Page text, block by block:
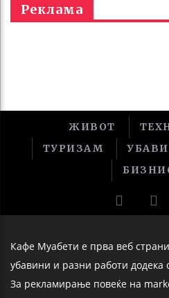
Реклама
ЖИВОТ
ТУРИЗАМ
Кафе Муабети е прва веб
убавини и разни работи додека
За рекламирање повеќе на